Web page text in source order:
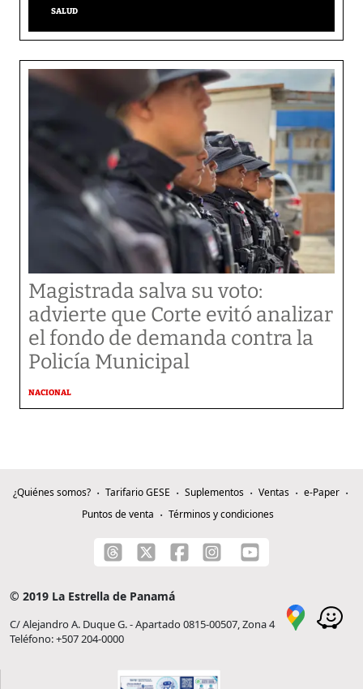
SALUD
Magistrada salva su voto:
advierte que Corte evitó analizar
el fondo de demanda contra la
Policía Municipal
NACIONAL
¿Quiénes somos? Tarifario GESE Suplementos Ventas
e-Paper
Puntos de venta
Términos y condiciones
© 2019 La Estrella de Panamá
C/ Alejandro A. Duque G. - Apartado 0815-00507, Zona 4
Teléfono: +507 204-0000